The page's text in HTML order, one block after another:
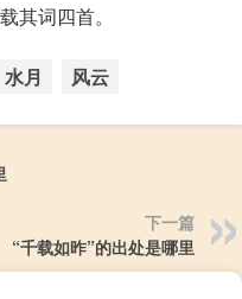
其词四首。
水月 风云
下一篇
“千载如昨”的出处是哪里